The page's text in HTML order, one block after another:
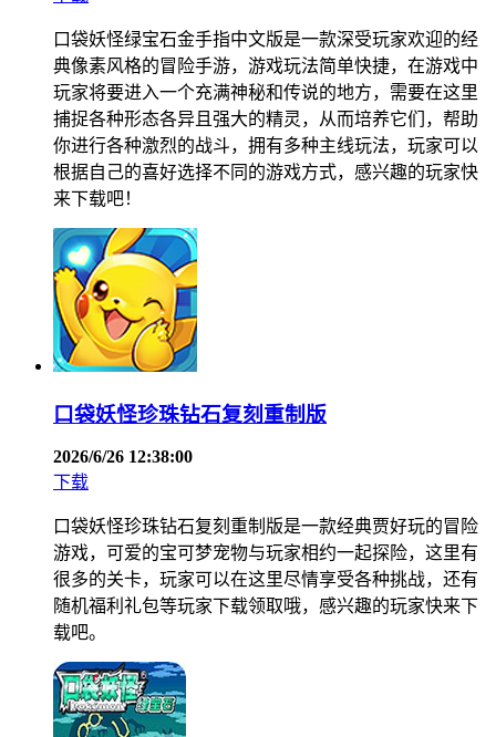
口袋妖怪绿宝石金手指中文版是一款深受玩家欢迎的经
典像素风格的冒险手游，游戏玩法简单快捷，在游戏中
玩家将要进入一个充满神秘和传说的地方，需要在这里
捕捉各种形态各异且强大的精灵，从而培养它们，帮助
你进行各种激烈的战斗，拥有多种主线玩法，玩家可以
根据自己的喜好选择不同的游戏方式，感兴趣的玩家快
来下载吧！
口袋妖怪珍珠钻石复刻重制版
2026/6/26 12:38:00
下载
口袋妖怪珍珠钻石复刻重制版是一款经典贾好玩的冒险
游戏，可爱的宝可梦宠物与玩家相约一起探险，这里有
很多的关卡，玩家可以在这里尽情享受各种挑战，还有
随机福利礼包等玩家下载领取哦，感兴趣的玩家快来下
载吧。